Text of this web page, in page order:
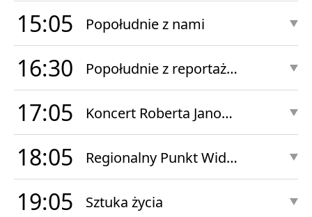
15:05 Popołudnie z nami
16:30 Popołudnie z reportażem
17:05 Koncert Roberta Janowskiego
18:05 Regionalny Punkt Widzenia
19:05 Sztuka życia